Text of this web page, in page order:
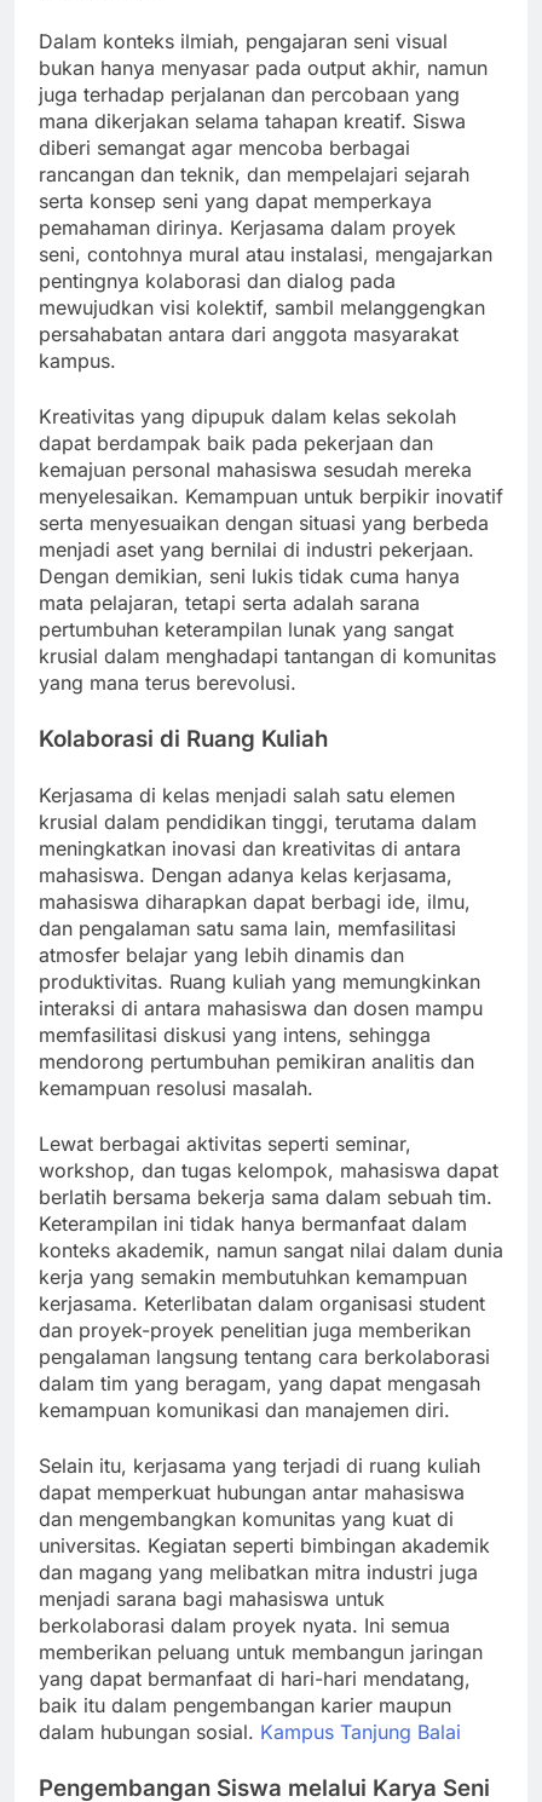
Dalam konteks ilmiah, pengajaran seni visual
bukan hanya menyasar pada output akhir, namun
juga terhadap perjalanan dan percobaan yang
mana dikerjakan selama tahapan kreatif. Siswa
diberi semangat agar mencoba berbagai
rancangan dan teknik, dan mempelajari sejarah
serta konsep seni yang dapat memperkaya
pemahaman dirinya. Kerjasama dalam proyek
seni, contohnya mural atau instalasi, mengajarkan
pentingnya kolaborasi dan dialog pada
mewujudkan visi kolektif, sambil melanggengkan
persahabatan antara dari anggota masyarakat
kampus.
Kreativitas yang dipupuk dalam kelas sekolah
dapat berdampak baik pada pekerjaan dan
kemajuan personal mahasiswa sesudah mereka
menyelesaikan. Kemampuan untuk berpikir inovatif
serta menyesuaikan dengan situasi yang berbeda
menjadi aset yang bernilai di industri pekerjaan.
Dengan demikian, seni lukis tidak cuma hanya
mata pelajaran, tetapi serta adalah sarana
pertumbuhan keterampilan lunak yang sangat
krusial dalam menghadapi tantangan di komunitas
yang mana terus berevolusi.
Kolaborasi di Ruang Kuliah
Kerjasama di kelas menjadi salah satu elemen
krusial dalam pendidikan tinggi, terutama dalam
meningkatkan inovasi dan kreativitas di antara
mahasiswa. Dengan adanya kelas kerjasama,
mahasiswa diharapkan dapat berbagi ide, ilmu,
dan pengalaman satu sama lain, memfasilitasi
atmosfer belajar yang lebih dinamis dan
produktivitas. Ruang kuliah yang memungkinkan
interaksi di antara mahasiswa dan dosen mampu
memfasilitasi diskusi yang intens, sehingga
mendorong pertumbuhan pemikiran analitis dan
kemampuan resolusi masalah.
Lewat berbagai aktivitas seperti seminar,
workshop, dan tugas kelompok, mahasiswa dapat
berlatih bersama bekerja sama dalam sebuah tim.
Keterampilan ini tidak hanya bermanfaat dalam
konteks akademik, namun sangat nilai dalam dunia
kerja yang semakin membutuhkan kemampuan
kerjasama. Keterlibatan dalam organisasi student
dan proyek-proyek penelitian juga memberikan
pengalaman langsung tentang cara berkolaborasi
dalam tim yang beragam, yang dapat mengasah
kemampuan komunikasi dan manajemen diri.
Selain itu, kerjasama yang terjadi di ruang kuliah
dapat memperkuat hubungan antar mahasiswa
dan mengembangkan komunitas yang kuat di
universitas. Kegiatan seperti bimbingan akademik
dan magang yang melibatkan mitra industri juga
menjadi sarana bagi mahasiswa untuk
berkolaborasi dalam proyek nyata. Ini semua
memberikan peluang untuk membangun jaringan
yang dapat bermanfaat di hari-hari mendatang,
baik itu dalam pengembangan karier maupun
dalam hubungan sosial. Kampus Tanjung Balai
Pengembangan Siswa melalui Karya Seni